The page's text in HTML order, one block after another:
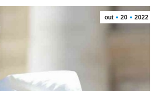
out 20 2022